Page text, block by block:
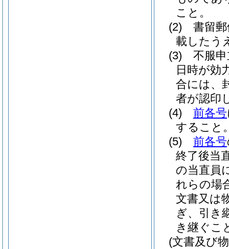
こと。
(2)
書留
載したう
(3)
不服
日時が効
合には、
者が認印
(4)
前各号
すること
(5)
前各号
終了後当
の当直員
れらの場
文書又は
ぎ、引き
き継ぐこ
(文書及び